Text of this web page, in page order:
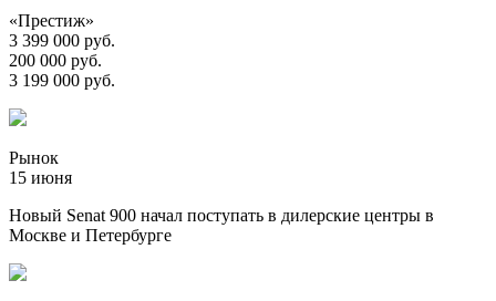
«Престиж»
3 399 000 руб.
200 000 руб.
3 199 000 руб.
Рынок
15 июня
Новый Senat 900 начал поступать в дилерские центры в
Москве и Петербурге